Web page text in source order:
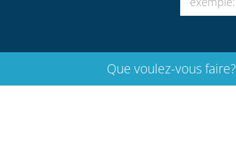
Que voulez-vous faire?